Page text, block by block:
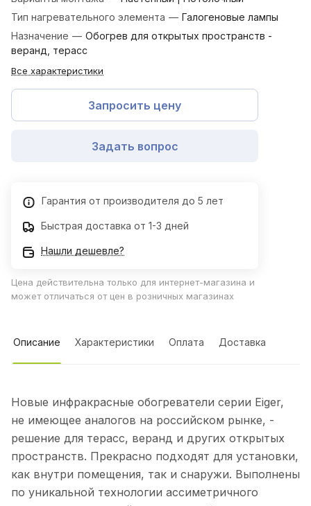
Тип нагревательного элемента — Галогеновые лампы
Назначение — Обогрев для открытых пространств -
веранд, терасс
Все характеристики
Запросить цену
Задать вопрос
Гарантия от производителя до 5 лет
Быстрая доставка от 1-3 дней
Нашли дешевле?
Цена действительна только для интернет-магазина и
может отличаться от цен в розничных магазинах
Описание Характеристики Оплата Доставка
Новые инфракрасные обогреватели серии Eiger,
не имеющее аналогов на российском рынке, -
решение для терасс, веранд и других открытых
пространств. Прекрасно подходят для установки,
как внутри помещения, так и снаружи. Выполнены
по уникальной технологии ассиметричного